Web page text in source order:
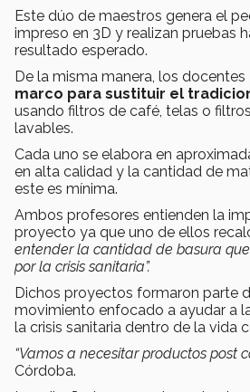
Este dúo de maestros genera el
impreso en 3D y realizan pruebas
resultado esperado.
De la misma manera, los docentes
marco para sustituir el
usando filtros de café, telas o
lavables.
Cada uno se elabora en
en alta calidad y la cantidad de
este es mínima.
Ambos profesores entienden la
proyecto ya que uno de ellos
entender la cantidad de basura
por la crisis sanitaria”.
Dichos proyectos formaron parte
movimiento enfocado a ayudar a
la crisis sanitaria dentro de la vida
“Vamos a necesitar productos post
Córdoba.